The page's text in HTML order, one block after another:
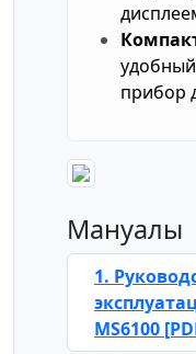
прибор
Мануалы
1.
MS6100